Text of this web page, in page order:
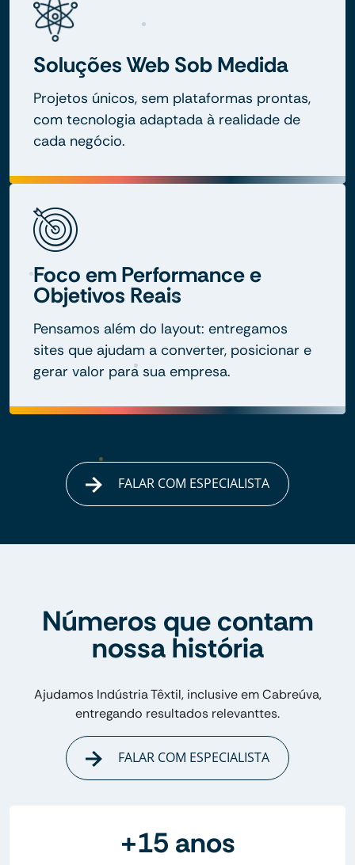
Soluções Web Sob Medida
Projetos únicos, sem plataformas prontas,
com tecnologia adaptada à realidade de
cada negócio.
Foco em Performance e
Objetivos Reais
Pensamos além do layout: entregamos
sites que ajudam a converter, posicionar e
gerar valor para sua empresa.
FALAR COM ESPECIALISTA
Números que contam
nossa história
Ajudamos Indústria Têxtil, inclusive em Cabreúva,
entregando resultados relevanttes.
FALAR COM ESPECIALISTA
+15 anos